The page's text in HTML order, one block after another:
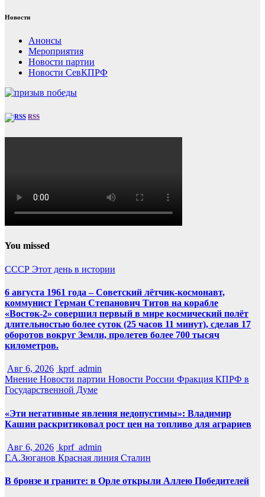
Новости
Анонсы
Мероприятия
Новости партии
Новости СевКПРФ
RSS
You missed
СССР Этот день в истории
6 августа 1961 года – Советский лётчик-космонавт,
коммунист Герман Степанович Титов на корабле
«Восток-2» совершил первый в мире космический полёт
длительностью более суток (25 часов 11 минут), сделав 17
оборотов вокруг Земли, пролетев более 700 тысяч
километров.
Авг 6, 2026 kprf_admin
Мнение Новости партии Новости России Фракция КПРФ в
Государственной Думе
«Эти негативные явления недопустимы»: Владимир
Кашин раскритиковал рост цен на топливо для аграриев
Авг 6, 2026 kprf_admin
Г.А.Зюганов Красная линия Сталин
В бронзе и граните: в Орле открыли Аллею Победителей